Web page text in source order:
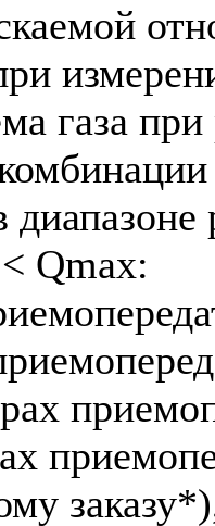
газа
диапазоне
Qmax: